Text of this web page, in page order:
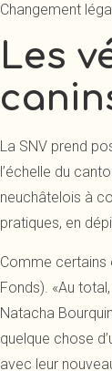
Changement
Les
La SNV prend
l’échelle du
neuchâtelois à
pratiques, en
Comme certains
Fonds). «Au
Natacha
quelque chose
avec leur